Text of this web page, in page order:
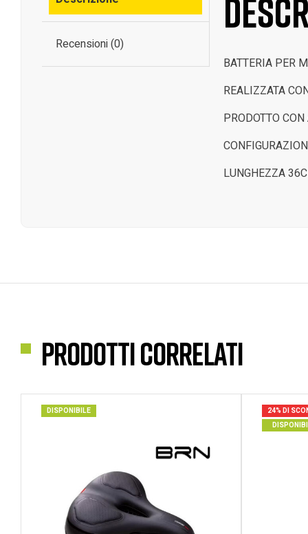
Recensioni (0)
BATTERIA PER
REALIZZATA
PRODOTTO
LUNGHEZZA
Prodotti correlati
DISPONIBILE
24% DI